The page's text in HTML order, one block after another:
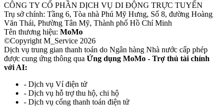
CÔNG TY CỔ PHẦN DỊCH VỤ DI ĐỘNG TRỰC TUYẾN
Trụ sở chính: Tầng 6, Tòa nhà Phú Mỹ Hưng, Số 8, đường Hoàng
Văn Thái, Phường Tân Mỹ, Thành phố Hồ Chí Minh
Tên thương hiệu: MoMo
©Copyright M_Service 2026
Dịch vụ trung gian thanh toán do Ngân hàng Nhà nước cấp phép
được cung ứng thông qua Ứng dụng MoMo - Trợ thủ tài chính
với AI:
- Dịch vụ Ví điện tử
- Dịch vụ hỗ trợ thu hộ, chi hộ
- Dịch vụ cổng thanh toán điện tử